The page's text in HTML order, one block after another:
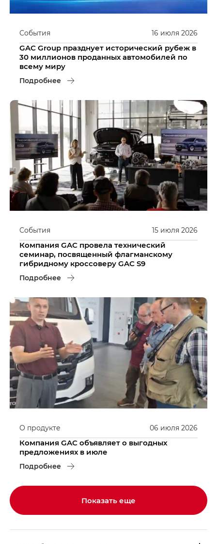
16 июля 2026
События
GAC Group празднует исторический рубеж в
30 миллионов проданных автомобилей по
всему миру
Подробнее
15 июля 2026
События
Компания GAC провела технический
семинар, посвященный флагманскому
гибридному кроссоверу GAC S9
Подробнее
06 июля 2026
О продукте
Компания GAC объявляет о выгодных
предложениях в июле
Подробнее
Показать еще